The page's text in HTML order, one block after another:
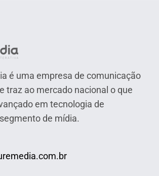
é uma empresa de comunicação
traz ao mercado nacional o que
em tecnologia de
de mídia.